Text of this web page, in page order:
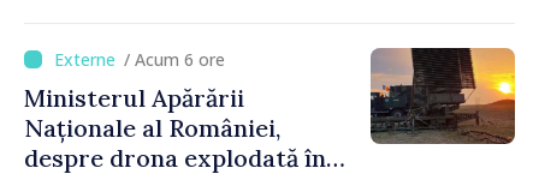
orășenesc a aprobat decizia
finală
/ Acum 6 ore
Ministerul Apărării
Naționale al României,
despre drona explodată în